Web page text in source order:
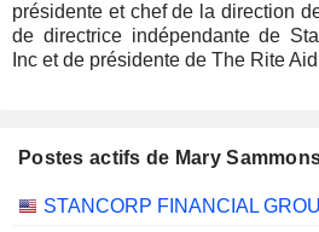
présidente et chef de la direction
de directrice indépendante de
Inc et de présidente de The Rite
Postes actifs de Mary
Sociétés Poste Début
STANCORP FINANCIAL